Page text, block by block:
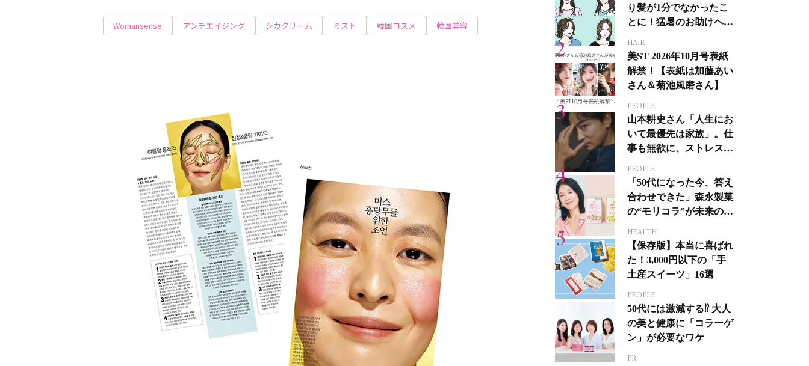
Womansense アンチエイジング シカクリーム ミスト 韓国コスメ 韓国美容
り髪が1分でなかったこ
とに！猛暑のお助けヘア
HAIR
美ST 2026年10月号表紙
解禁！【表紙は加藤あい
さん＆菊池風磨さん】
PEOPLE
山本耕史さん「人生にお
いて最優先は家族」。仕
事も無欲に、ストレスを
PEOPLE
「50代になった今、答え
合わせできた」森永製菓
の“モリコラ”が未来のキ
HEALTH
【保存版】本当に喜ばれ
た！3,000円以下の「手
土産スイーツ」16選
PEOPLE
50代には激減する⁉ 大人
の美と健康に「コラーゲ
ン」が必要なワケ
PR